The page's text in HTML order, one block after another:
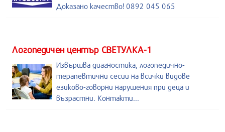
Доказано качество! 0892 045 065
Логопедичен център СВЕТУЛКА-1
Извършва диагностика, логопедично-
терапевтични сесии на всички видове
езиково-говорни нарушения при деца и
възрастни. Контакти...